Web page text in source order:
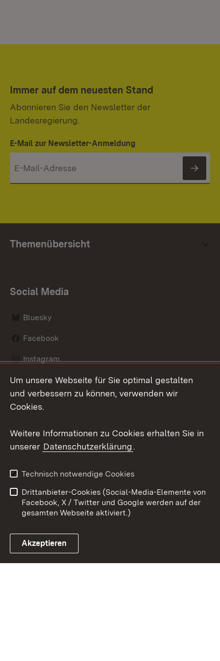
Immer auf dem neuesten Stand
Abonnieren Sie den Newsletter der
Landesregierung.
E-Mail zur Newsletter-Anmeldung
Themenübersicht
Social Media
Bluesky
Facebook
Instagram
LinkedIn
Link zum Landesportal
Datenschutz
Barrierefreiheit
Impressum
Cookies
Um unsere Webseite für Sie optimal gestalten
und verbessern zu können, verwenden wir
Cookies.
Weitere Informationen zu Cookies erhalten Sie in
unserer Datenschutzerklärung.
Technisch notwendige Cookies
Drittanbieter-Cookies (Social-Media-Elemente von
Facebook, X / Twitter und Google werden auf der
gesamten Webseite aktiviert.)
Akzeptieren